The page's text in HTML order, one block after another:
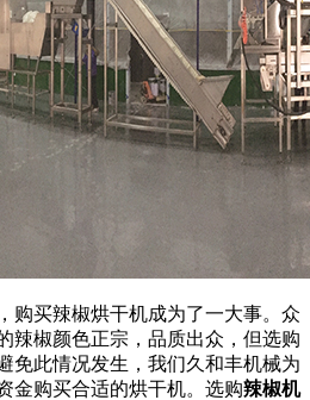
购买辣椒烘干机成为了一大事。众
辣椒颜色正宗，品质出众，但选购
免此情况发生，我们久和丰机械为
金购买合适的烘干机。选购辣椒机